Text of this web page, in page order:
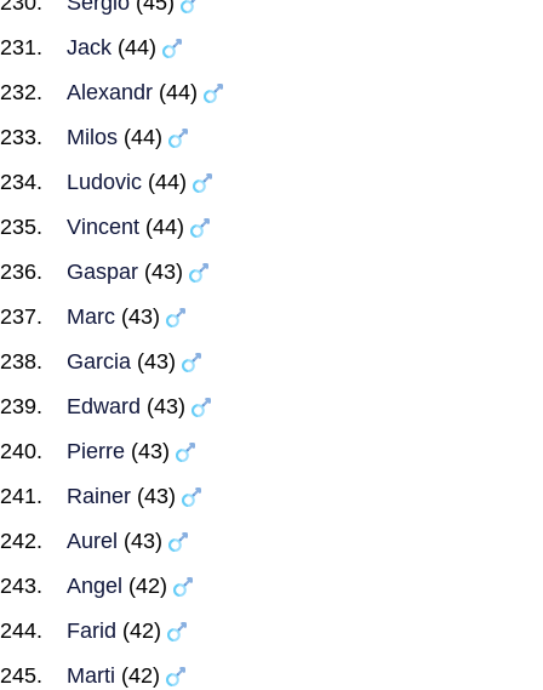
Jack (44)
Alexandr (44)
Milos (44)
Ludovic (44)
Vincent (44)
Gaspar (43)
Marc (43)
Garcia (43)
Edward (43)
Pierre (43)
Rainer (43)
Aurel (43)
Angel (42)
Farid (42)
Marti (42)